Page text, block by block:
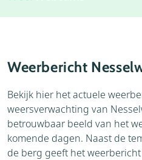
Thema's
Weerbericht
Bekijk hier het actuele
weersverwachting van
betrouwbaar beeld van het
komende dagen. Naast de
de berg geeft het